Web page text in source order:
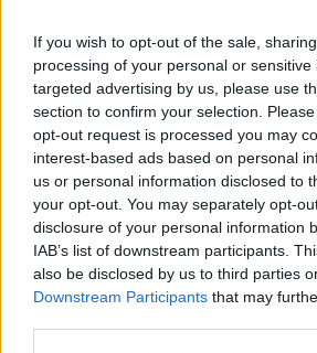
If you wish to opt-out of the sale,
processing of your personal or
targeted advertising by us, please use
section to confirm your selection.
opt-out request is processed you may
interest-based ads based on personal
us or personal information disclosed to
your opt-out. You may separately opt-
disclosure of your personal information
IAB’s list of downstream participants.
also be disclosed by us to third parties
Downstream Participants that may
Θλίψη στην Πάτρα: Πέθανε
«Άγιος Ανδρέας» βρέφος
08/08/2026 09:34